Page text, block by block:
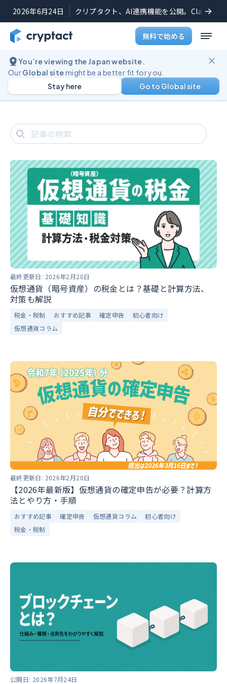
2026年6月24日 クリプタクト、AI連携機能を公開。Claude
無料で始める
You’re viewing the Japan website.
OurGlobal sitemight be a better fit for you.
Go to Global site
Stay here
ブログ 初心者向け記事一覧
初心者向け記事一覧
最終更新日: 2026年2月20日
仮想通貨（暗号資産）の税金とは？基礎と計算方法、
対策も解説
税金・税制 おすすめ記事 確定申告
初心者向け
仮想通貨コラム
最終更新日: 2026年2月20日
【2026年最新版】仮想通貨の確定申告が必要？計算方
法とやり方・手順
おすすめ記事 確定申告 仮想通貨コラム
初心者向け
税金・税制
公開日: 2026年7月24日